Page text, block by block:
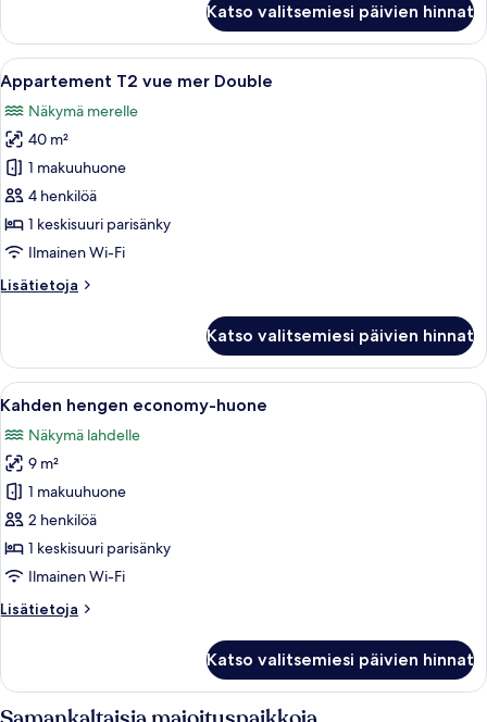
superior-
huone
(kaksi
sänkyä),
merinäköala
Katso valitsemiesi päivien hinnat
Avaa
kaikki
huonetyypin
Appartement
T2
vue
mer
Double
Hotellihuone, jossa on puupanelilla
6
Appartement T2 vue mer Double
Näkymä merelle
40 m²
1 makuuhuone
4 henkilöä
1 keskisuuri parisänky
Ilmainen Wi-Fi
Lisätietoja
Lisätietoja
vue
mer
Double
Katso valitsemiesi päivien hinnat
Avaa
kaikki
huonetyypin
Kahden
hengen
economy-
huone
kuvat
Makuuhuoneessa on puinen
3
Kahden hengen economy-huone
Näkymä lahdelle
9 m²
1 makuuhuone
2 henkilöä
1 keskisuuri parisänky
Ilmainen Wi-Fi
Lisätietoja
Lisätietoja
economy-
huone
Katso valitsemiesi päivien hinnat